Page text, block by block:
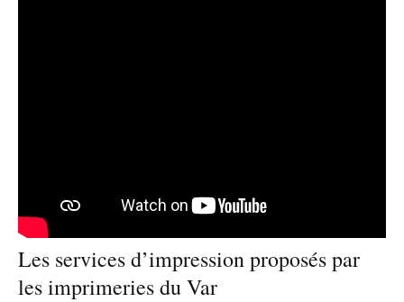
Les services d’impression proposés par
les imprimeries du Var